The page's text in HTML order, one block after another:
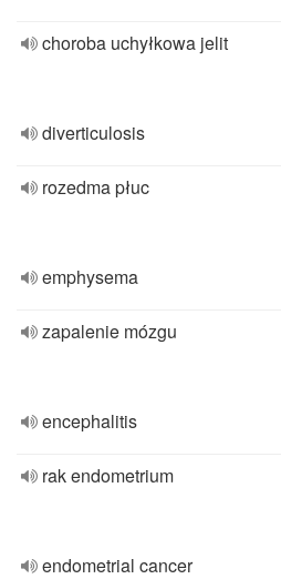
choroba uchyłkowa jelit
diverticulosis
rozedma płuc
emphysema
zapalenie mózgu
encephalitis
rak endometrium
endometrial cancer